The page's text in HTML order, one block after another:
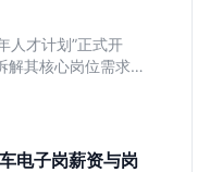
人才计划”正式开
解其核心岗位需求
析非科班同学的投
电子岗薪资与岗